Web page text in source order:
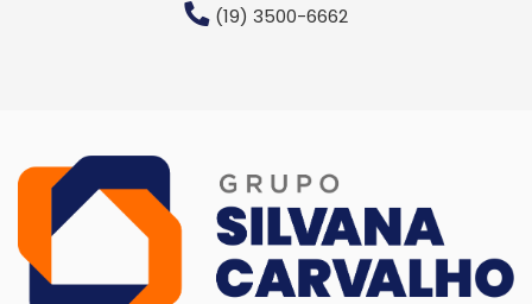
(19) 3500-6662